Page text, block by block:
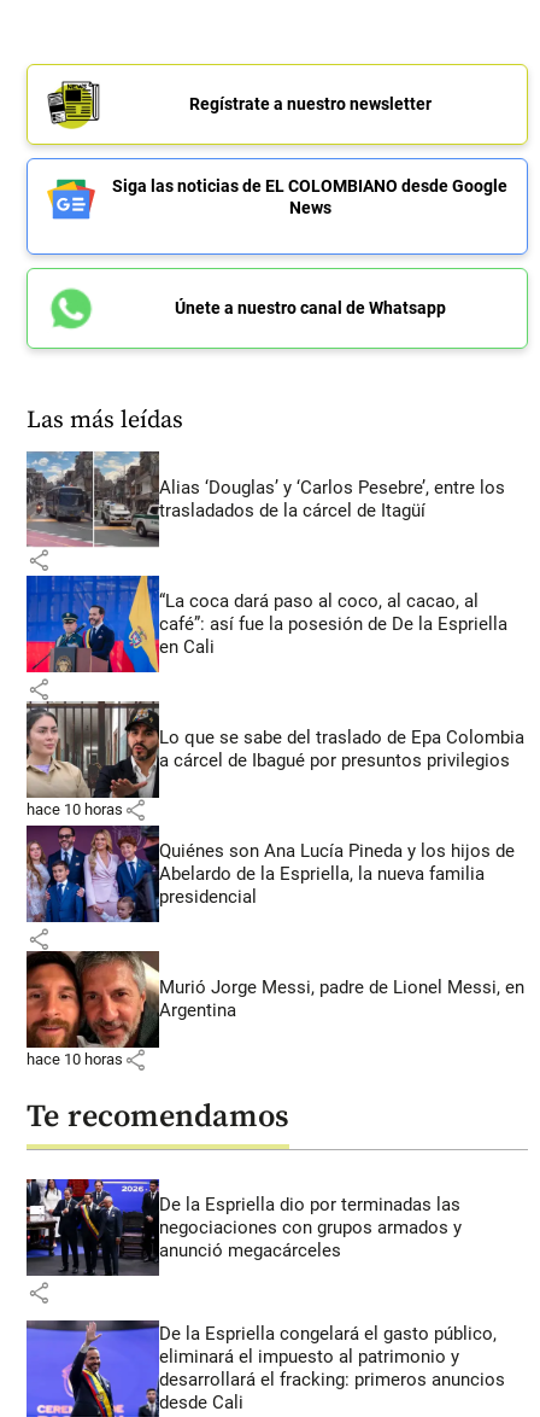
Regístrate a nuestro newsletter
Siga las noticias de EL COLOMBIANO desde Google
News
Únete a nuestro canal de Whatsapp
Las más leídas
Alias ‘Douglas’ y ‘Carlos Pesebre’, entre los
trasladados de la cárcel de Itagüí
share
“La coca dará paso al coco, al cacao, al
café”: así fue la posesión de De la Espriella
en Cali
share
Lo que se sabe del traslado de Epa Colombia
a cárcel de Ibagué por presuntos privilegios
hace 10 horas share
Quiénes son Ana Lucía Pineda y los hijos de
Abelardo de la Espriella, la nueva familia
presidencial
share
Murió Jorge Messi, padre de Lionel Messi, en
Argentina
hace 10 horas share
Te recomendamos
De la Espriella dio por terminadas las
negociaciones con grupos armados y
anunció megacárceles
share
De la Espriella congelará el gasto público,
eliminará el impuesto al patrimonio y
desarrollará el fracking: primeros anuncios
desde Cali